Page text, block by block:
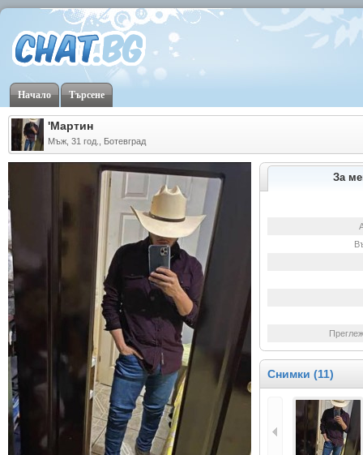
Начало Търсене
'Мартин
Мъж, 31 год., Ботевград
За
Снимки (11)